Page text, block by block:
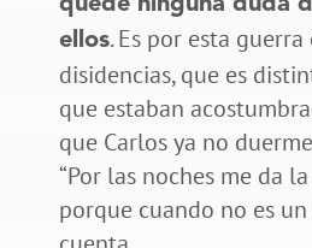
ellos. Es por esta
disidencias, que es
que estaban
que Carlos ya no
“Por las noches me da
porque cuando no es un